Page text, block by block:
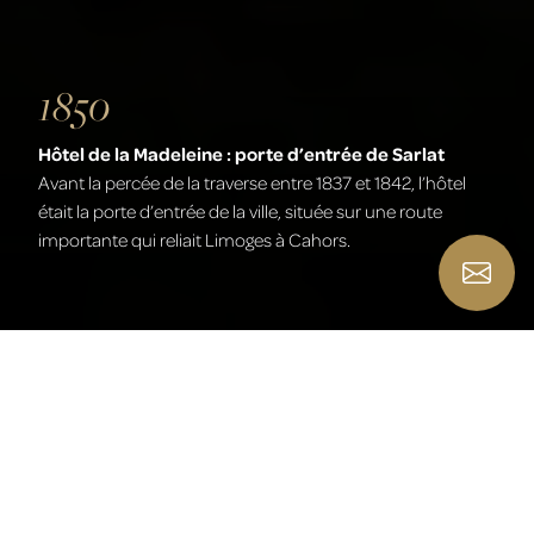
1900
Excursion en automobile
«L’Automobile Club du Périgord» a organisé la première
course Automobile en Dordogne, puis la course
Périgueux-Bordeaux en 1900.